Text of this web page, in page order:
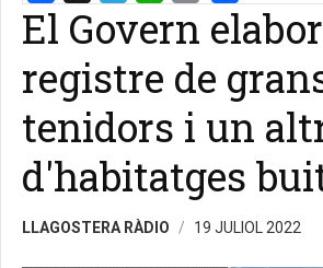
Share
El Govern
registre de
tenidors i un
d'habitatges
LLAGOSTERA RÀDIO 19 JULIOL 2022